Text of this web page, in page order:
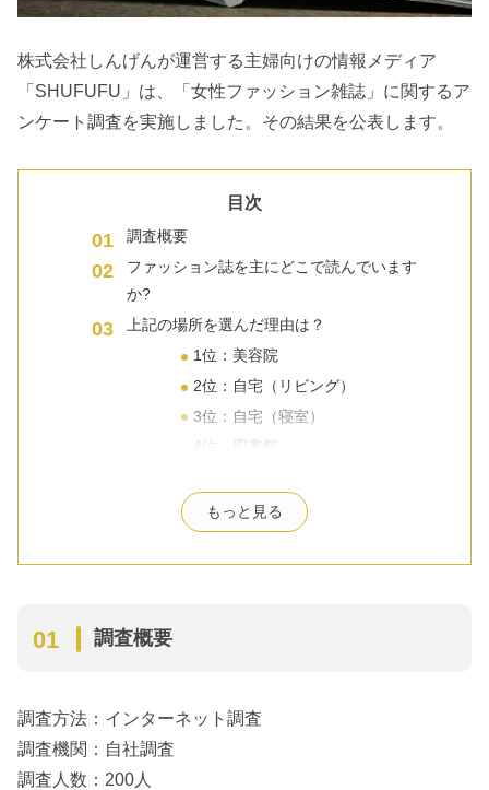
株式会社しんげんが運営する主婦向けの情報メディア
「SHUFUFU」は、「女性ファッション雑誌」に関するア
ンケート調査を実施しました。その結果を公表します。
目次
調査概要
ファッション誌を主にどこで読んでいます
か?
上記の場所を選んだ理由は？
1位：美容院
2位：自宅（リビング）
3位：自宅（寝室）
4位：図書館
最もよく読んでいるファッション誌は？
上記のファッション誌を選んだ理由は？
1位：Oggi
調査結果まとめ
もっと見る
調査概要
調査方法：インターネット調査
調査機関：自社調査
調査人数：200人